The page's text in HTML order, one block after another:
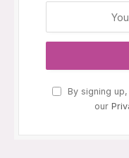
By signing
our